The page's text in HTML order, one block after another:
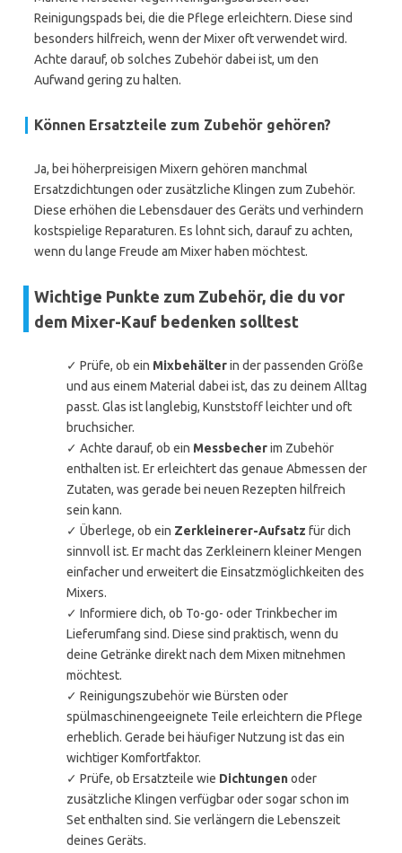
Reinigungspads bei, die die Pflege erleichtern. Diese sind
besonders hilfreich, wenn der Mixer oft verwendet wird.
Achte darauf, ob solches Zubehör dabei ist, um den
Aufwand gering zu halten.
Können Ersatzteile zum Zubehör gehören?
Ja, bei höherpreisigen Mixern gehören manchmal
Ersatzdichtungen oder zusätzliche Klingen zum Zubehör.
Diese erhöhen die Lebensdauer des Geräts und verhindern
kostspielige Reparaturen. Es lohnt sich, darauf zu achten,
wenn du lange Freude am Mixer haben möchtest.
Wichtige Punkte zum Zubehör, die du vor
dem Mixer-Kauf bedenken solltest
✓ Prüfe, ob ein Mixbehälterin der passenden Größe
und aus einem Material dabei ist, das zu deinem Alltag
passt. Glas ist langlebig, Kunststoff leichter und oft
bruchsicher.
✓ Achte darauf, ob ein Messbecherim Zubehör
enthalten ist. Er erleichtert das genaue Abmessen der
Zutaten, was gerade bei neuen Rezepten hilfreich
sein kann.
✓ Überlege, ob ein Zerkleinerer-Aufsatz für dich
sinnvoll ist. Er macht das Zerkleinern kleiner Mengen
einfacher und erweitert die Einsatzmöglichkeiten des
Mixers.
✓ Informiere dich, ob To-go- oder Trinkbecher im
Lieferumfang sind. Diese sind praktisch, wenn du
deine Getränke direkt nach dem Mixen mitnehmen
möchtest.
✓ Reinigungszubehör wie Bürsten oder
spülmaschinengeeignete Teile erleichtern die Pflege
erheblich. Gerade bei häufiger Nutzung ist das ein
wichtiger Komfortfaktor.
✓ Prüfe, ob Ersatzteile wie Dichtungenoder
zusätzliche Klingen verfügbar oder sogar schon im
Set enthalten sind. Sie verlängern die Lebenszeit
deines Geräts.